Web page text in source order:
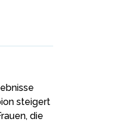
steigert
die